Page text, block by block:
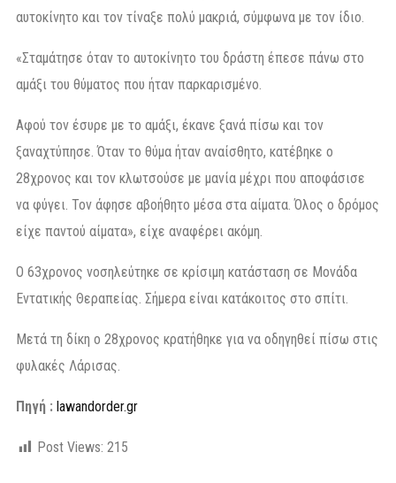
αυτοκίνητο και τον τίναξε πολύ μακριά, σύμφωνα με τον ίδιο.
«Σταμάτησε όταν το αυτοκίνητο του δράστη έπεσε πάνω στο
αμάξι του θύματος που ήταν παρκαρισμένο.
Αφού τον έσυρε με το αμάξι, έκανε ξανά πίσω και τον
ξαναχτύπησε. Όταν το θύμα ήταν αναίσθητο, κατέβηκε ο
28χρονος και τον κλωτσούσε με μανία μέχρι που αποφάσισε
να φύγει. Τον άφησε αβοήθητο μέσα στα αίματα. Όλος ο δρόμος
είχε παντού αίματα», είχε αναφέρει ακόμη.
Ο 63χρονος νοσηλεύτηκε σε κρίσιμη κατάσταση σε Μονάδα
Εντατικής Θεραπείας. Σήμερα είναι κατάκοιτος στο σπίτι.
Μετά τη δίκη ο 28χρονος κρατήθηκε για να οδηγηθεί πίσω στις
φυλακές Λάρισας.
Πηγή : lawandorder.gr
Post Views: 215